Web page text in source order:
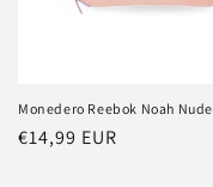
Monedero Reebok Noah Nude
Precio
€14,99 EUR